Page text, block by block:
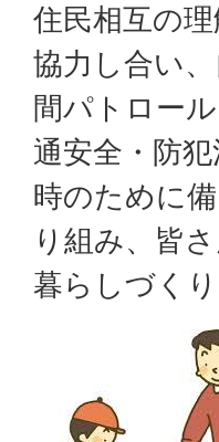
住民相互の
協力し合い
間パトロー
通安全・防
時のために
り組み、皆
暮らしづく